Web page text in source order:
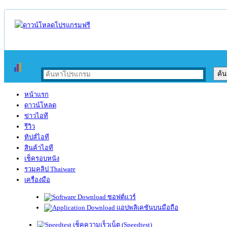
หน้าแรก
ดาวน์โหลด
ข่าวไอที
รีวิว
ทิปส์ไอที
สินค้าไอที
เช็ครอบหนัง
รวมคลิป Thaiware
เครื่องมือ
ซอฟต์แวร์
แอปพลิเคชันบนมือถือ
เช็คความเร็วเน็ต (Speedtest)